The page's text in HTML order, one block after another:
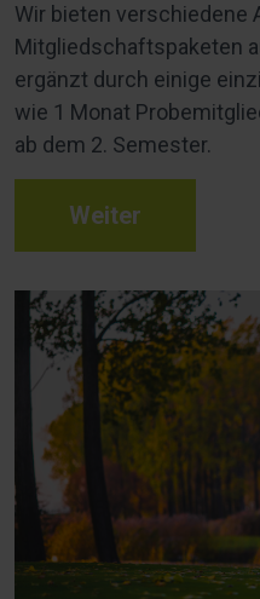
Wir bieten verschiedene
Mitgliedschaftspaketen
ergänzt durch einige
wie 1 Monat
ab dem 2. Semester.
Weiter